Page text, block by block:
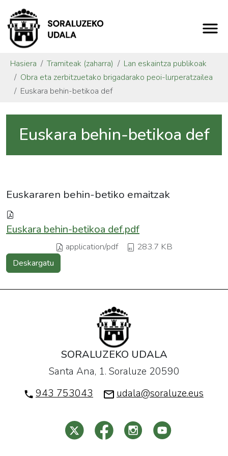
Hasiera Tramiteak (zaharra)
Lan eskaintza publikoak
Obra eta zerbitzuetako brigadarako peoi-lurperatzailea
Euskara behin-betikoa def
Euskara behin-betikoa def
Euskararen behin-betiko emaitzak
Euskara behin-betikoa def.pdf
application/pdf 283.7 KB
Deskargatu
SORALUZEKO UDALA
Santa Ana, 1. Soraluze 20590
943 753043
udala@soraluze.eus